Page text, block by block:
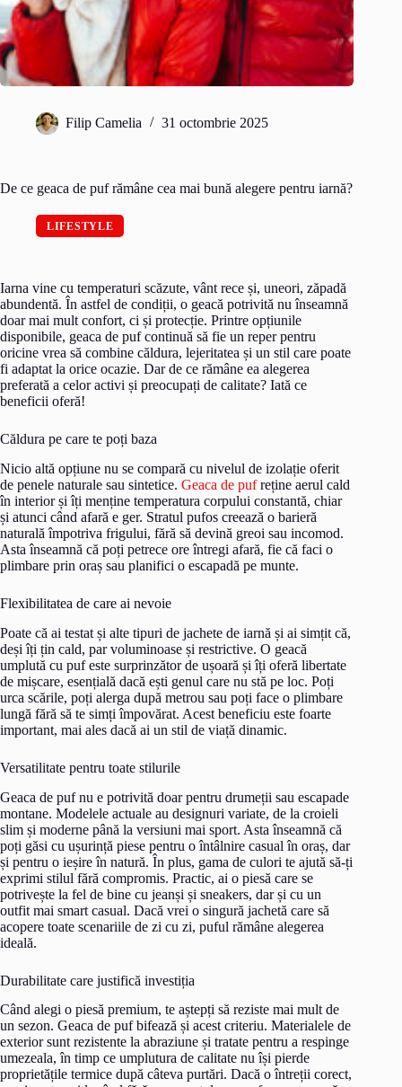
Filip Camelia 31 octombrie 2025
De ce geaca de puf rămâne cea mai bună alegere pentru iarnă?
LIFESTYLE
Iarna vine cu temperaturi scăzute, vânt rece și, uneori, zăpadă
abundentă. În astfel de condiții, o geacă potrivită nu înseamnă
doar mai mult confort, ci și protecție. Printre opțiunile
disponibile, geaca de puf continuă să fie un reper pentru
oricine vrea să combine căldura, lejeritatea și un stil care poate
fi adaptat la orice ocazie. Dar de ce rămâne ea alegerea
preferată a celor activi și preocupați de calitate? Iată ce
beneficii oferă!
Căldura pe care te poți baza
Nicio altă opțiune nu se compară cu nivelul de izolație oferit
de penele naturale sau sintetice. Geaca de pufreține aerul cald
în interior și îți menține temperatura corpului constantă, chiar
și atunci când afară e ger. Stratul pufos creează o barieră
naturală împotriva frigului, fără să devină greoi sau incomod.
Asta înseamnă că poți petrece ore întregi afară, fie că faci o
plimbare prin oraș sau planifici o escapadă pe munte.
Flexibilitatea de care ai nevoie
Poate că ai testat și alte tipuri de jachete de iarnă și ai simțit că,
deși îți țin cald, par voluminoase și restrictive. O geacă
umplută cu puf este surprinzător de ușoară și îți oferă libertate
de mișcare, esențială dacă ești genul care nu stă pe loc. Poți
urca scările, poți alerga după metrou sau poți face o plimbare
lungă fără să te simți împovărat. Acest beneficiu este foarte
important, mai ales dacă ai un stil de viață dinamic.
Versatilitate pentru toate stilurile
Geaca de puf nu e potrivită doar pentru drumeții sau escapade
montane. Modelele actuale au designuri variate, de la croieli
slim și moderne până la versiuni mai sport. Asta înseamnă că
poți găsi cu ușurință piese pentru o întâlnire casual în oraș, dar
și pentru o ieșire în natură. În plus, gama de culori te ajută să-ți
exprimi stilul fără compromis. Practic, ai o piesă care se
potrivește la fel de bine cu jeanși și sneakers, dar și cu un
outfit mai smart casual. Dacă vrei o singură jachetă care să
acopere toate scenariile de zi cu zi, puful rămâne alegerea
ideală.
Durabilitate care justifică investiția
Când alegi o piesă premium, te aștepți să reziste mai mult de
un sezon. Geaca de puf bifează și acest criteriu. Materialele de
exterior sunt rezistente la abraziune și tratate pentru a respinge
umezeala, în timp ce umplutura de calitate nu își pierde
proprietățile termice după câteva purtări. Dacă o întreții corect,